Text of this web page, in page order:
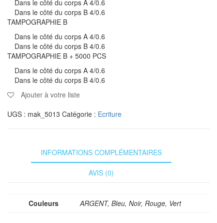
Dans le côté du corps A 4/0.6
Dans le côté du corps B 4/0.6
TAMPOGRAPHIE B
Dans le côté du corps A 4/0.6
Dans le côté du corps B 4/0.6
TAMPOGRAPHIE B + 5000 PCS
Dans le côté du corps A 4/0.6
Dans le côté du corps B 4/0.6
Ajouter à votre liste
UGS : mak_5013 Catégorie : Ecriture
INFORMATIONS COMPLÉMENTAIRES
AVIS (0)
Couleurs ARGENT, Bleu, Noir, Rouge, Vert